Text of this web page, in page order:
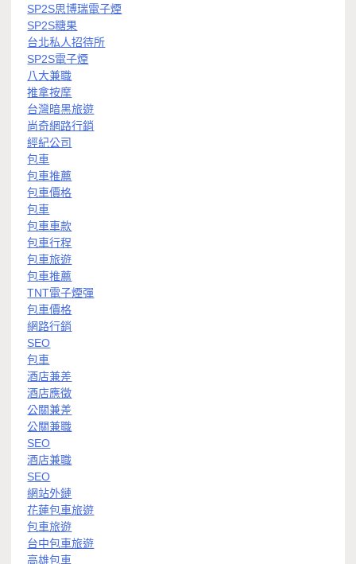
SP2S思博瑞電子煙
SP2S糖果
台北私人招待所
SP2S電子煙
八大兼職
推拿按摩
台灣暗黑旅遊
尚奇網路行銷
經紀公司
包車
包車推薦
包車價格
包車
包車車款
包車行程
包車旅遊
包車推薦
TNT電子煙彈
包車價格
網路行銷
SEO
包車
酒店兼差
酒店應徵
公關兼差
公關兼職
SEO
酒店兼職
SEO
網站外鏈
花蓮包車旅遊
包車旅遊
台中包車旅遊
高雄包車